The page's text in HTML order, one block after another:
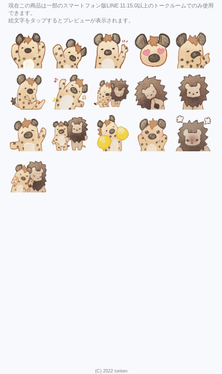
現在この商品は一部のスマートフォン版LINE 11.15.0以上のトークルームでのみ使用
できます。
絵文字をタップするとプレビューが表示されます。
(C) 2022 toriten